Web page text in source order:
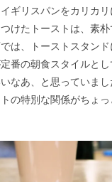
ギリスパンをカリカ
けたトーストは、素
は、トーストスタン
番の朝食スタイルと
なあ、と思っていま
の特別な関係がちょ